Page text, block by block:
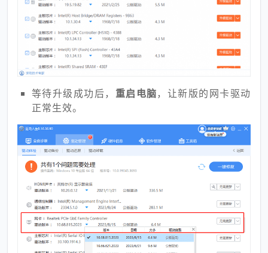
等待升级成功后， 重启电脑，让新版的网卡驱动
正常生效。